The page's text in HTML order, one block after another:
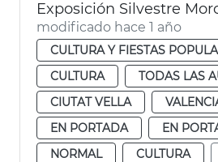
Exposición Silvestre
modificado hace 1 año
CULTURA Y FIESTAS
CULTURA
TODAS LAS
CIUTAT VELLA
EN PORTADA
EN
NORMAL
CULTURA